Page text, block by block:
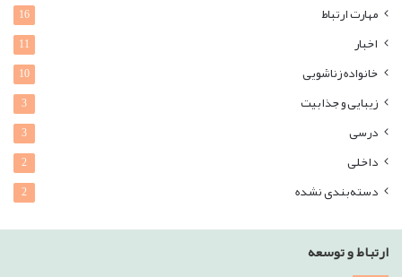
مهارت ارتباط 16
اخبار 11
خانواده زناشویی 10
زیبایی و جذابیت 3
درسی 3
داخلی 2
دسته‌بندی نشده 2
ارتباط و توسعه